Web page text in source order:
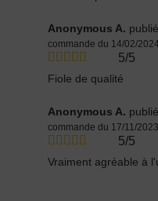
Anonymous A.
commande du 14/02/2024
5/5
Fiole de qualité
Anonymous A.
commande du 17/11/2023
5/5
Vraiment agréable à